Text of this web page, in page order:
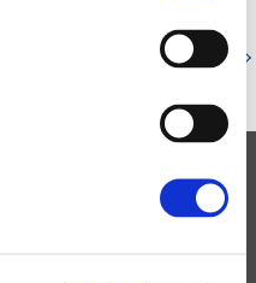
Zurück zur Referenzenübersicht